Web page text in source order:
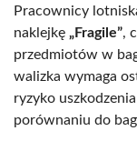
Pracownicy
naklejkę „Fragile”,
przedmiotów w
walizka wymaga
ryzyko
porównaniu do